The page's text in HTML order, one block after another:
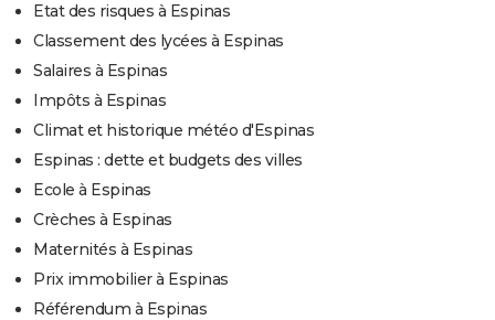
Etat des risques à Espinas
Classement des lycées à Espinas
Salaires à Espinas
Impôts à Espinas
Climat et historique météo d'Espinas
Espinas : dette et budgets des villes
Ecole à Espinas
Crèches à Espinas
Maternités à Espinas
Prix immobilier à Espinas
Référendum à Espinas